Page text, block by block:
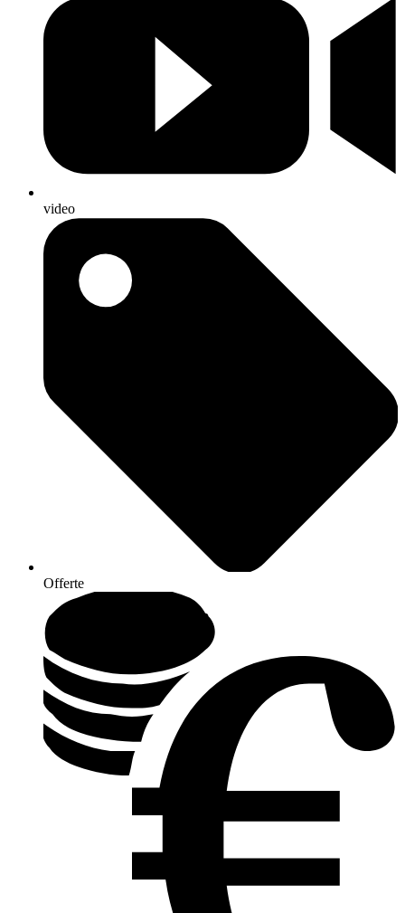
video
Offerte